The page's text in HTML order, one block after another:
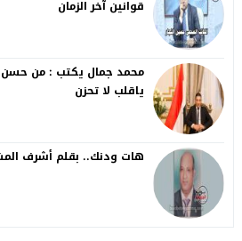
قوانين آخر الزمان
محمد جمال يكتب : من حسن
ياقلب لا تحزن
هات ودنك.. بقلم أشرف